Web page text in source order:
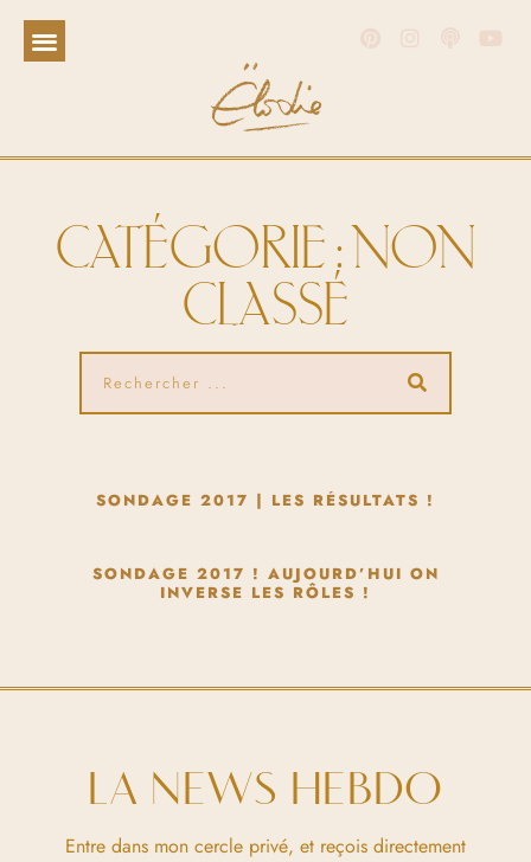
CATÉGORIE : NON
CLASSÉ
SONDAGE 2017 | LES RÉSULTATS !
SONDAGE 2017 ! AUJOURD’HUI ON
INVERSE LES RÔLES !
LA NEWS HEBDO
Entre dans mon cercle privé, et reçois directement